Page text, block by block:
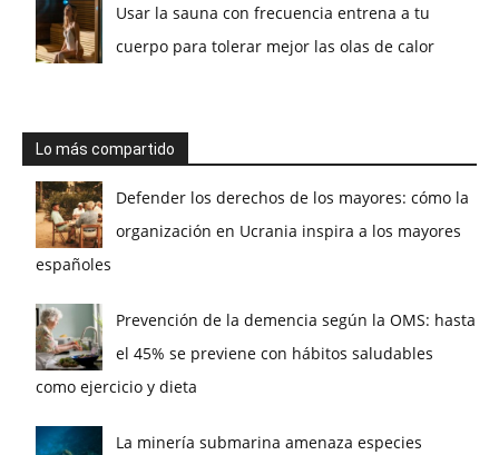
Usar la sauna con frecuencia entrena a tu
cuerpo para tolerar mejor las olas de calor
Lo más compartido
Defender los derechos de los mayores: cómo la
organización en Ucrania inspira a los mayores
españoles
Prevención de la demencia según la OMS: hasta
el 45% se previene con hábitos saludables
como ejercicio y dieta
La minería submarina amenaza especies